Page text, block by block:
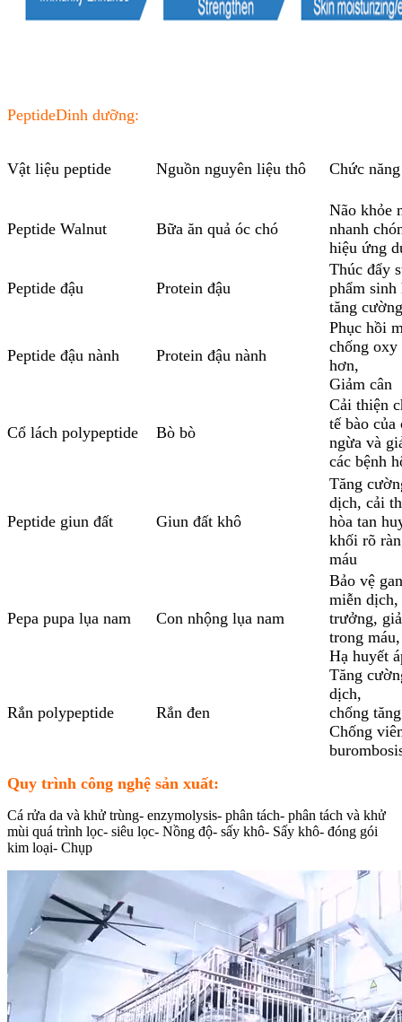
PeptideDinh dưỡng:
Vật liệu peptide Nguồn nguyên liệu thô Chức
Peptide Walnut Bữa ăn quả óc chó
Não khỏe
nhanh
hiệu ứng
Peptide đậu Protein đậu
Thúc đẩy
phẩm
tăng
Peptide đậu nành Protein đậu nành
Phục hồi
chống oxy
hơn,
Giảm cân
Cổ lách polypeptide Bò bò
Cải thiện
tế bào
ngừa và
các bệnh
Peptide giun đất Giun đất khô
Tăng
dịch, cải
hòa tan
khối rõ
máu
Pepa pupa lụa nam Con nhộng lụa nam
Bảo vệ
miễn dịch,
trưởng,
trong máu,
Hạ huyết
Rắn polypeptide Rắn đen
Tăng
dịch,
chống
Chống
Quy trình công nghệ sản xuất:
Cá rửa da và khử trùng- enzymolysis- phân tách- phân tách và khử
mùi quá trình lọc- siêu lọc- Nồng độ- sấy khô- Sấy khô- đóng gói
kim loại- Chụp